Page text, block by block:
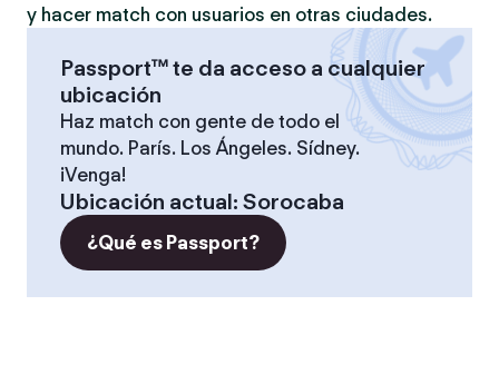
y hacer match con usuarios en otras ciudades.
Passport™ te da acceso a cualquier
ubicación
Haz match con gente de todo el
mundo. París. Los Ángeles. Sídney.
¡Venga!
Ubicación actual: Sorocaba
¿Qué es Passport?